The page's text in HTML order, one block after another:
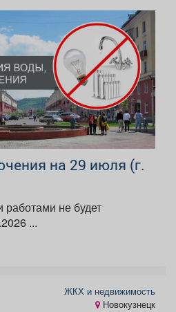
на 29 июля (г.
не будет
электроэнергии 29.07.2026 ...
ЖКХ и недвижимость
Новокузнецк